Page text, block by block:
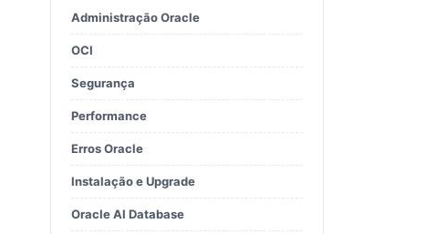
Administração Oracle
OCI
Segurança
Performance
Erros Oracle
Instalação e Upgrade
Oracle AI Database